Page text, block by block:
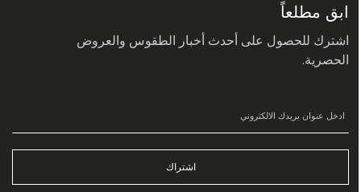
ابق مطلعاً
اشترك للحصول على أحدث أخبار الطقوس والعروض
الحصرية.
اشتراك